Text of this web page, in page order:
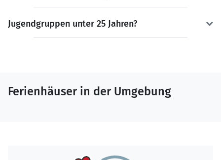
Jugendgruppen unter 25 Jahren?
Ferienhäuser in der Umgebung